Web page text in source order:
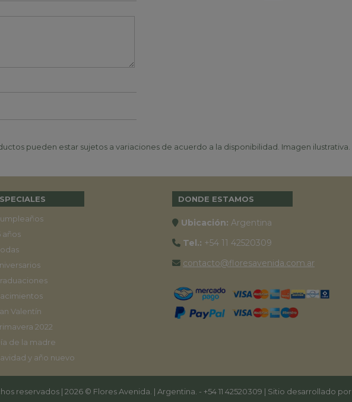
pueden estar sujetos a variaciones de acuerdo a la disponibilidad. Imagen ilustrativa.
años
Valentín
2022
de la madre
y año nuevo
DONDE ESTAMOS
Ubicación: Argentina
Tel.: +54 11 42520309
contacto@floresavenida.com.ar
reservados | 2026 © Flores Avenida. | Argentina. - +54 11 42520309 | Sitio desarrollado por